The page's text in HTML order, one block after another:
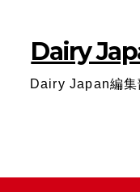
キ
Dairy
Dairy Japan編集